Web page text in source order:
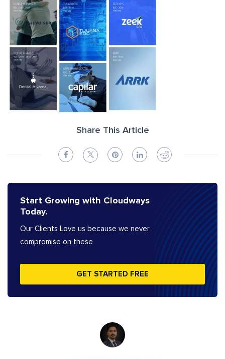
Share This Article
Start Growing with Cloudways
Today.
Our Clients Love us because we never
compromise on these
GET STARTED FREE